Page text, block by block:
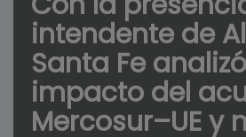
intendente de
Santa Fe
impacto del
Mercosur–UE y